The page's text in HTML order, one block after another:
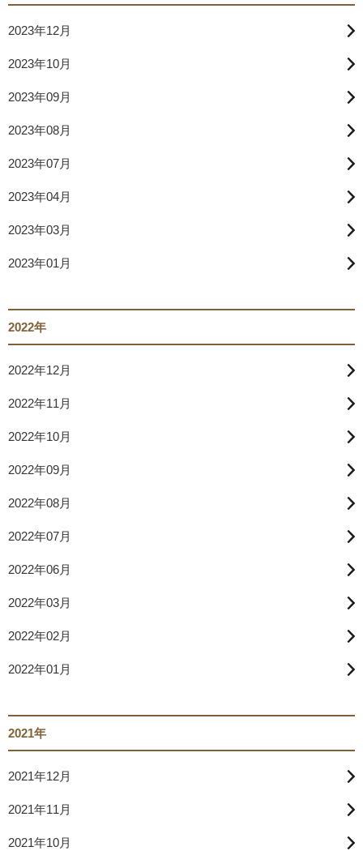
2023年12月
2023年10月
2023年09月
2023年08月
2023年07月
2023年04月
2023年03月
2023年01月
2022年
2022年12月
2022年11月
2022年10月
2022年09月
2022年08月
2022年07月
2022年06月
2022年03月
2022年02月
2022年01月
2021年
2021年12月
2021年11月
2021年10月